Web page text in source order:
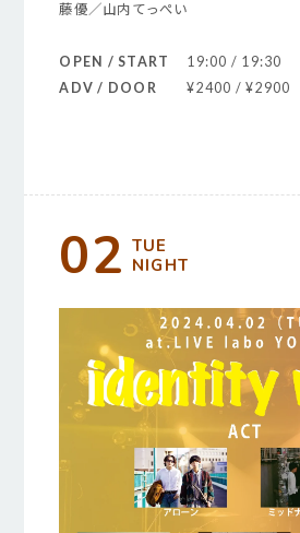
藤優／山内てっぺい
OPEN / START
19:00 / 19:30
ADV / DOOR
¥2400 / ¥2900
02 TUE
NIGHT